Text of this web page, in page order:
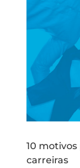
10
carreiras